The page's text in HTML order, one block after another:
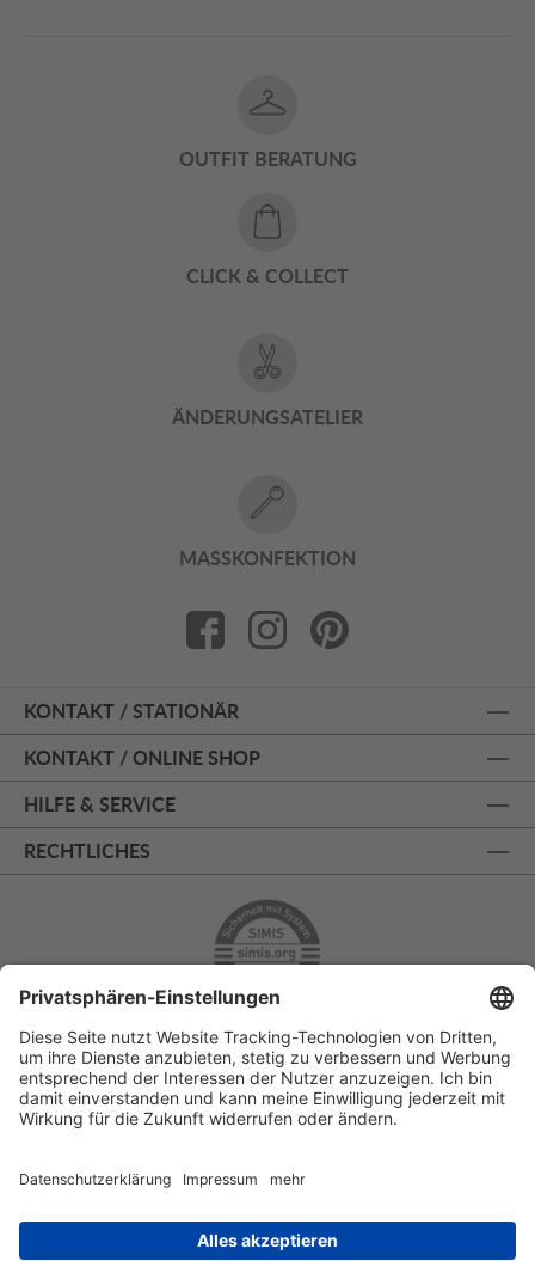
OUTFIT BERATUNG
CLICK & COLLECT
ÄNDERUNGSATELIER
MASSKONFEKTION
KONTAKT / STATIONÄR
KONTAKT / ONLINE SHOP
HILFE & SERVICE
RECHTLICHES
ÜBER 125 JAHRE AM PRINZIPALMARKT
PERSÖNLICHE BERATUNG
KOSTENLOSER RÜCKVERSAND